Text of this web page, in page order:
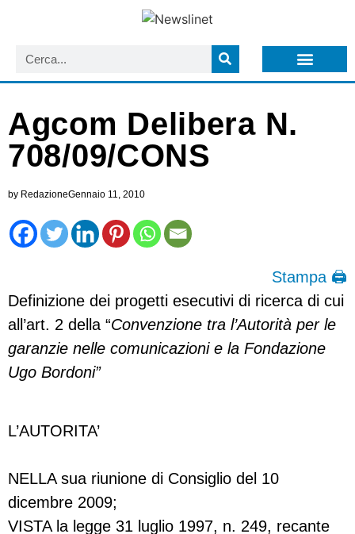
Agcom Delibera N.
708/09/CONS
by RedazioneGennaio 11, 2010
Stampa 🖨
Definizione dei progetti esecutivi di ricerca di cui
all’art. 2 della “Convenzione tra l’Autorità per le
garanzie nelle comunicazioni e la Fondazione
Ugo Bordoni”
L’AUTORITA’
NELLA sua riunione di Consiglio del 10
dicembre 2009;
VISTA la legge 31 luglio 1997, n. 249, recante